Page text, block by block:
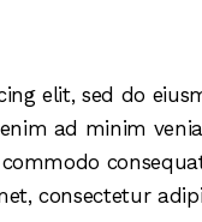
elit, sed do
ad minim
consectetur